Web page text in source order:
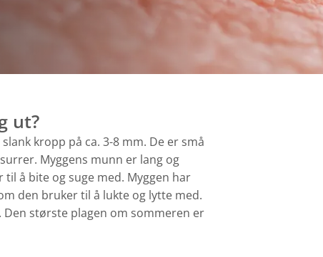
ut?
kropp på ca. 3-8 mm. De er små
Myggens munn er lang og
å bite og suge med. Myggen har
den bruker til å lukte og lytte med.
største plagen om sommeren er